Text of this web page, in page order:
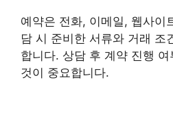
예약은 전화, 이메일, 웹사이
담 시 준비한 서류와 거래 조
합니다. 상담 후 계약 진행
것이 중요합니다.